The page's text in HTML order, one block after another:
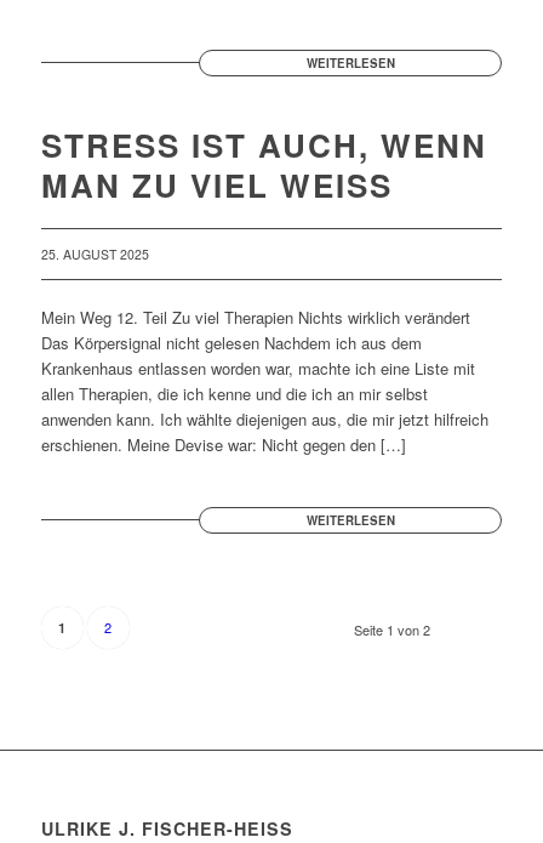
WEITERLESEN
STRESS IST AUCH, WENN
MAN ZU VIEL WEISS
25. AUGUST 2025
Mein Weg 12. Teil Zu viel Therapien Nichts wirklich verändert
Das Körpersignal nicht gelesen Nachdem ich aus dem
Krankenhaus entlassen worden war, machte ich eine Liste mit
allen Therapien, die ich kenne und die ich an mir selbst
anwenden kann. Ich wählte diejenigen aus, die mir jetzt hilfreich
erschienen. Meine Devise war: Nicht gegen den […]
WEITERLESEN
Seite 1 von 2
1 2
ULRIKE J. FISCHER-HEISS